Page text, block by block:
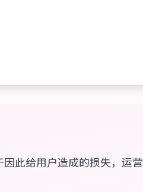
此给用户造成的损失，运营